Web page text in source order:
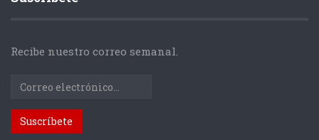
Recibe nuestro correo semanal.